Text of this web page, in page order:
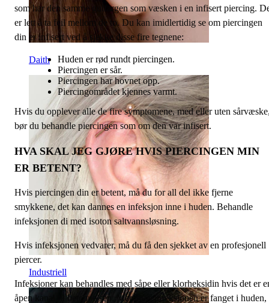
Daith
Industriell
som har den samme gulfargen som væsken i en infisert piercing.
er lett å ta feil mellom de to. Du kan imidlertidig se om piercingen
din er infisert ved å sjekke disse fire tegnene:
Huden er rød rundt piercingen.
Piercingen er sår.
Piercingen har hovnet opp.
Piercingområdet kjennes varmt.
Hvis du opplever alle de fire symptomene, med eller uten
bør du behandle piercingen som om den var infisert.
HVA SKAL JEG GJØRE HVIS PIERCINGEN MIN
ER BETENT?
Hvis piercingen din er betent, må du for all del ikke fjerne
smykkene, det kan dannes en infeksjon inne i huden. Behandle
infeksjonen di med isoton saltvannsløsning.
Hvis infeksjonen vedvarer, må du få den sjekket av en profesjonell
piercer.
Infeksjoner kan behandles med såpe eller klorheksidin hvis det er
åpen kanal til betennelsen. Men hvis infeksjonen er fanget i huden,